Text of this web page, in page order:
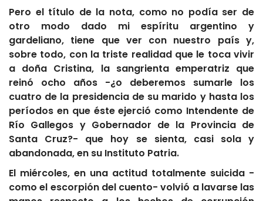
Pero el título de la nota, como no podía ser de
otro modo dado mi espíritu argentino y
gardeliano, tiene que ver con nuestro país y,
sobre todo, con la triste realidad que le toca vivir
a doña Cristina, la sangrienta emperatriz que
reinó ocho años -¿o deberemos sumarle los
cuatro de la presidencia de su marido y hasta los
períodos en que éste ejerció como Intendente de
Río Gallegos y Gobernador de la Provincia de
Santa Cruz?- que hoy se sienta, casi sola y
abandonada, en su Instituto Patria.
El miércoles, en una actitud totalmente suicida -
como el escorpión del cuento- volvió a lavarse las